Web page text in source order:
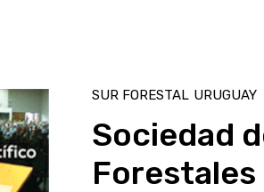
SUR FORESTAL URUGUAY
Sociedad
Forestales